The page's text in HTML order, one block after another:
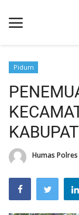
Beranda
Terms &
Reskrim
Binkam
Lantas
Giat Ops
Pidum
Humas